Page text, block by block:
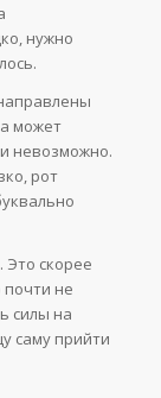
нужно
может
невозможно.
рот
Это скорее
не
силы на
саму прийти